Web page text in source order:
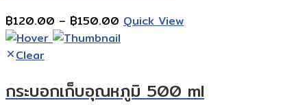
฿120.00 – ฿150.00 Price
range:
฿150.00
Quick View
Clear
กระบอกเก็บอุณหภูมิ 500 ml